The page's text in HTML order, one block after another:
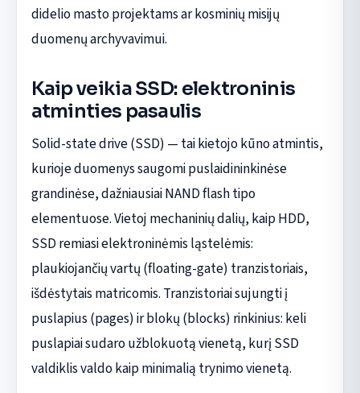
didelio masto projektams ar kosminių misijų
duomenų archyvavimui.
Kaip veikia SSD: elektroninis
atminties pasaulis
Solid-state drive (SSD) — tai kietojo kūno atmintis,
kurioje duomenys saugomi puslaidininkinėse
grandinėse, dažniausiai NAND flash tipo
elementuose. Vietoj mechaninių dalių, kaip HDD,
SSD remiasi elektroninėmis ląstelėmis:
plaukiojančių vartų (floating-gate) tranzistoriais,
išdėstytais matricomis. Tranzistoriai sujungti į
puslapius (pages) ir blokų (blocks) rinkinius: keli
puslapiai sudaro užblokuotą vienetą, kurį SSD
valdiklis valdo kaip minimalią trynimo vienetą.